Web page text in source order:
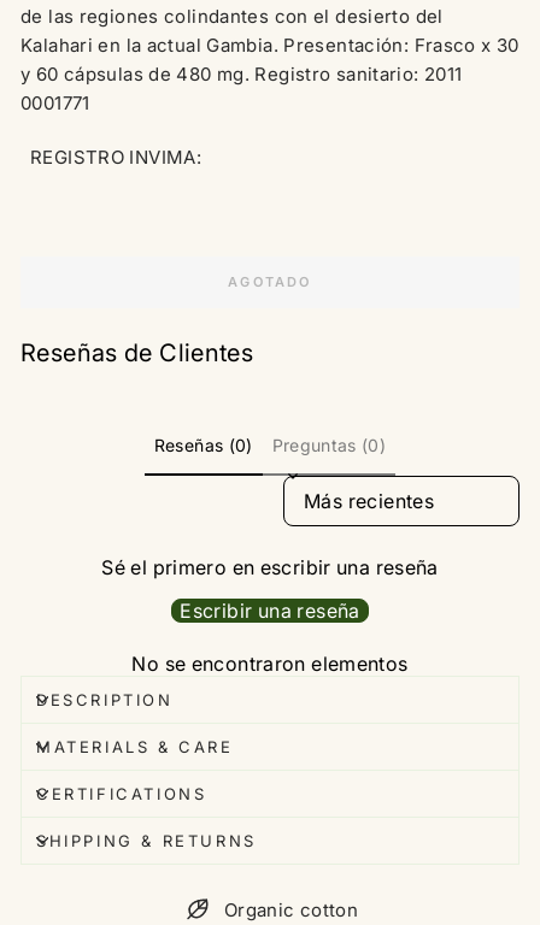
de las regiones colindantes con el desierto del
Kalahari en la actual Gambia. Presentación: Frasco x 30
y 60 cápsulas de 480 mg. Registro sanitario: 2011
0001771
REGISTRO INVIMA:
AGOTADO
Reseñas de Clientes
Reseñas (0) Preguntas (0)
SORT REVIEWS BY
Sé el primero en escribir una reseña
Escribir una reseña
No se encontraron elementos
DESCRIPTION
MATERIALS & CARE
CERTIFICATIONS
SHIPPING & RETURNS
Organic cotton